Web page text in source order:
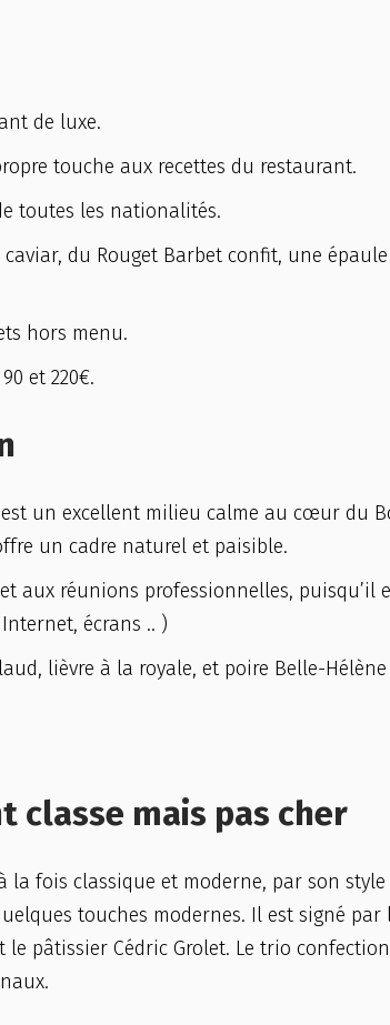
de luxe.
touche aux recettes du restaurant.
toutes les nationalités.
du Rouget Barbet confit, une épaule
hors menu.
et 220€.
un excellent milieu calme au cœur du
un cadre naturel et paisible.
aux réunions professionnelles, puisqu’il
écrans .. )
lièvre à la royale, et poire Belle-Hélène
classe mais pas cher
la fois classique et moderne, par son
touches modernes. Il est signé par
pâtissier Cédric Grolet. Le trio